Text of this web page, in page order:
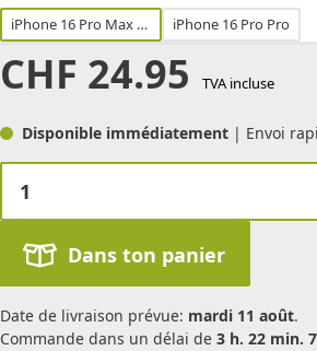
iPhone 16 Pro Max Pro Max iPhone 16 Pro Pro
CHF 24.95 TVA incluse
Disponible immédiatement | Envoi
Dans ton panier
Date de livraison prévue: mardi 11 août.
Commande dans un délai de 3 h. 22 min.